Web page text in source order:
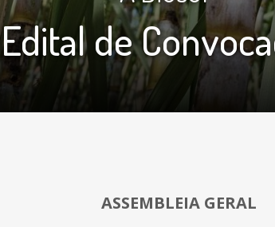
Edital de
ASSEMBLEIA GERAL